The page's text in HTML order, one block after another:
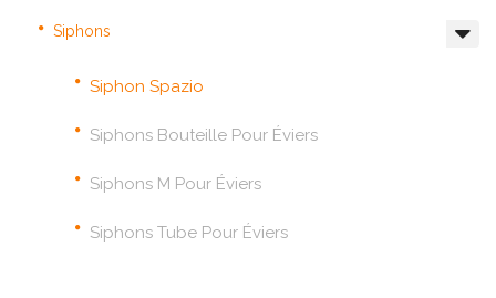
Siphons
Siphon Spazio
Siphons Bouteille Pour Éviers
Siphons M Pour Éviers
Siphons Tube Pour Éviers